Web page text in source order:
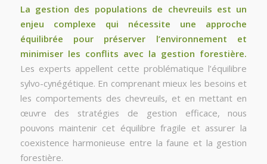
La gestion des populations de chevreuils est un
enjeu complexe qui nécessite une approche
équilibrée pour préserver l’environnement et
minimiser les conflits avec la gestion forestière.
Les experts appellent cette problématique l’équilibre
sylvo-cynégétique. En comprenant mieux les besoins et
les comportements des chevreuils, et en mettant en
œuvre des stratégies de gestion efficace, nous
pouvons maintenir cet équilibre fragile et assurer la
coexistence harmonieuse entre la faune et la gestion
forestière.